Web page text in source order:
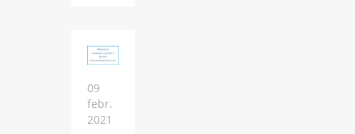
09
febr.
2021